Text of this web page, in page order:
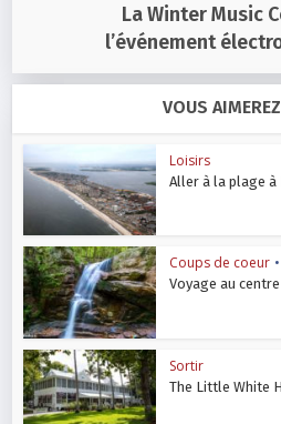
La Winter Music
l’événement
VOUS
Loisirs
Aller à la plage à
Coups de coeur •
Voyage au
Sortir
The Little White